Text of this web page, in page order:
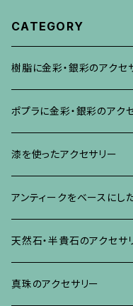
CATEGORY
樹脂に金彩・銀彩のアクセ
ブローチ
イヤリング・ピアス
ネックレス、その他
ポプラに金彩・銀彩のアク
ブローチ
イヤリング、ピアス
ネックレス、ペンダント
ブレスレット、バングル、その
漆を使ったアクセサリー
ブローチ
イヤリング・ピアス
ネックレス・ペンダント
アンティークをベースにし
ブローチ
イヤリング・ピアス
天然石・半貴石のアクセサ
ブローチ
真珠のアクセサリー